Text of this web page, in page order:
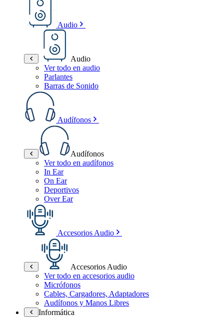
Audio
Audio
Ver todo en audio
Parlantes
Barras de Sonido
Audífonos
Audífonos
Ver todo en audífonos
In Ear
On Ear
Deportivos
Over Ear
Accesorios Audio
Accesorios Audio
Ver todo en accesorios audio
Micrófonos
Cables, Cargadores, Adaptadores
Audífonos y Manos Libres
Informática